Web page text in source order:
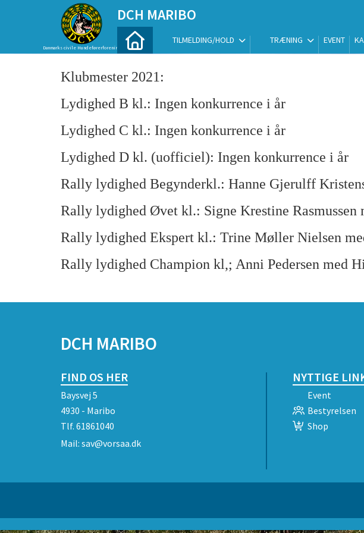
DCH MARIBO
Danmarks civile Hundeførerforening
TILMELDING/HOLD TRÆNING EVENT
Klubmester 2021:
Lydighed B kl.: Ingen konkurrence i år
Lydighed C kl.: Ingen konkurrence i år
Lydighed D kl. (uofficiel): Ingen konkurrence i år
Rally lydighed Begynderkl.: Hanne Gjerulff
Rally lydighed Øvet kl.: Signe Krestine Rasmussen
Rally lydighed Ekspert kl.: Trine Møller Nielsen
Rally lydighed Champion kl,; Anni Pedersen med
DCH MARIBO
FIND OS HER
Baysvej 5
4930 - Maribo
Tlf. 61861040
Mail: sav@vorsaa.dk
NYTTIGE
Event
Bestyrelsen
Shop